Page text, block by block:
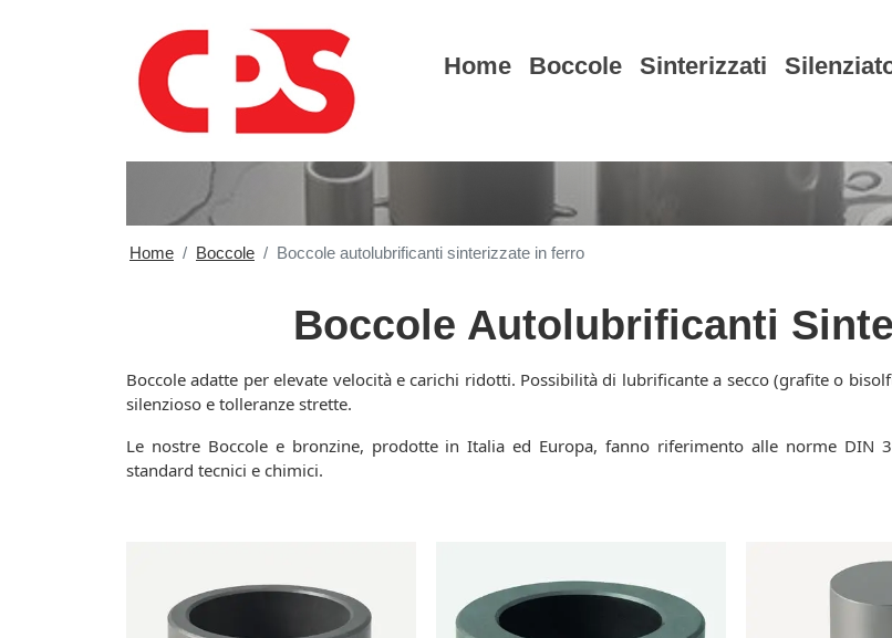
Home Boccole Sinterizzati
Home Boccole Boccole autolubrificanti sinterizzate in ferro
Boccole Autolubrificanti
Boccole adatte per elevate velocità e carichi ridotti. Possibilità di lubrificante a secco (grafite o
silenzioso e tolleranze strette.
Le nostre Boccole e bronzine, prodotte in Italia ed Europa, fanno riferimento alle norme DIN
standard tecnici e chimici.